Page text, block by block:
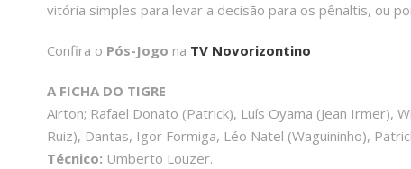
vitória simples para levar a decisão para os pênaltis, ou
Confira o Pós-Jogo na TV Novorizontino
A FICHA DO TIGRE
Airton; Rafael Donato (Patrick), Luís Oyama (Jean Irmer),
Ruiz), Dantas, Igor Formiga, Léo Natel (Waguininho),
Técnico: Umberto Louzer.